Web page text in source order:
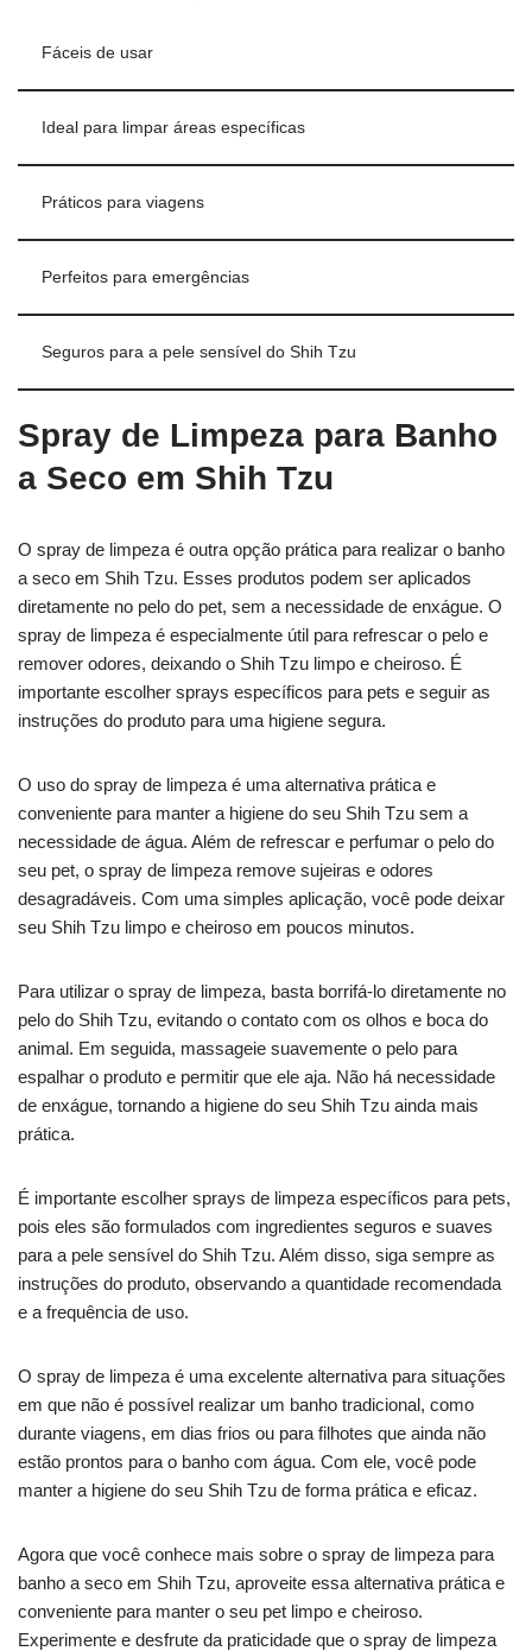
Fáceis de usar
Ideal para limpar áreas específicas
Práticos para viagens
Perfeitos para emergências
Seguros para a pele sensível do Shih Tzu
Spray de Limpeza para Banho
a Seco em Shih Tzu
O spray de limpeza é outra opção prática para realizar o banho
a seco em Shih Tzu. Esses produtos podem ser aplicados
diretamente no pelo do pet, sem a necessidade de enxágue. O
spray de limpeza é especialmente útil para refrescar o pelo e
remover odores, deixando o Shih Tzu limpo e cheiroso. É
importante escolher sprays específicos para pets e seguir as
instruções do produto para uma higiene segura.
O uso do spray de limpeza é uma alternativa prática e
conveniente para manter a higiene do seu Shih Tzu sem a
necessidade de água. Além de refrescar e perfumar o pelo do
seu pet, o spray de limpeza remove sujeiras e odores
desagradáveis. Com uma simples aplicação, você pode deixar
seu Shih Tzu limpo e cheiroso em poucos minutos.
Para utilizar o spray de limpeza, basta borrifá-lo diretamente no
pelo do Shih Tzu, evitando o contato com os olhos e boca do
animal. Em seguida, massageie suavemente o pelo para
espalhar o produto e permitir que ele aja. Não há necessidade
de enxágue, tornando a higiene do seu Shih Tzu ainda mais
prática.
É importante escolher sprays de limpeza específicos para pets,
pois eles são formulados com ingredientes seguros e suaves
para a pele sensível do Shih Tzu. Além disso, siga sempre as
instruções do produto, observando a quantidade recomendada
e a frequência de uso.
O spray de limpeza é uma excelente alternativa para situações
em que não é possível realizar um banho tradicional, como
durante viagens, em dias frios ou para filhotes que ainda não
estão prontos para o banho com água. Com ele, você pode
manter a higiene do seu Shih Tzu de forma prática e eficaz.
Agora que você conhece mais sobre o spray de limpeza para
banho a seco em Shih Tzu, aproveite essa alternativa prática e
conveniente para manter o seu pet limpo e cheiroso.
Experimente e desfrute da praticidade que o spray de limpeza